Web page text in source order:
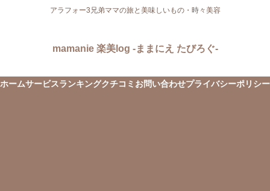
アラフォー3兄弟ママの旅と美味しいもの・時々美容
mamanie 楽美log -ままにえ たびろぐ-
ホームサービスランキングクチコミ お問い合わせプライバシーポリシー